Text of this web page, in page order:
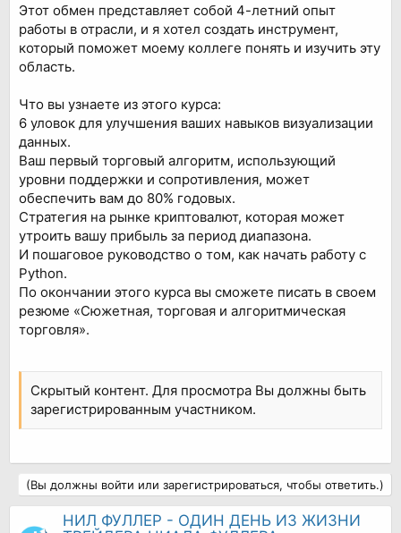
Этот обмен представляет собой 4-летний опыт
работы в отрасли, и я хотел создать инструмент,
который поможет моему коллеге понять и изучить эту
область.
Что вы узнаете из этого курса:
6 уловок для улучшения ваших навыков визуализации
данных.
Ваш первый торговый алгоритм, использующий
уровни поддержки и сопротивления, может
обеспечить вам до 80% годовых.
Стратегия на рынке криптовалют, которая может
утроить вашу прибыль за период диапазона.
И пошаговое руководство о том, как начать работу с
Python.
По окончании этого курса вы сможете писать в своем
резюме «Сюжетная, торговая и алгоритмическая
торговля».
Скрытый контент. Для просмотра Вы должны быть
зарегистрированным участником.
(Вы должны войти или зарегистрироваться, чтобы ответить.)
НИЛ ФУЛЛЕР - ОДИН ДЕНЬ ИЗ ЖИЗНИ